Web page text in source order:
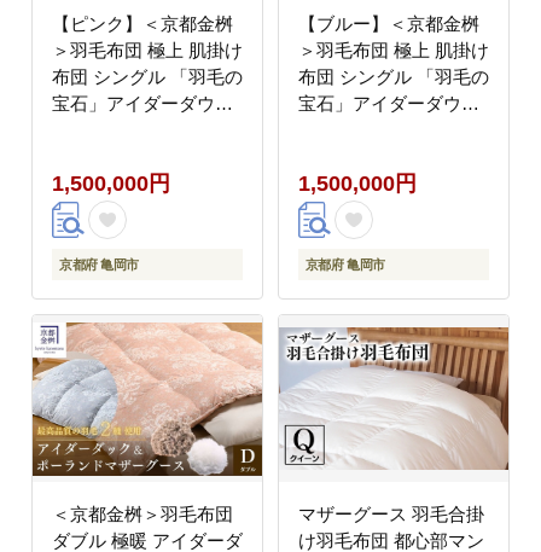
【ピンク】＜京都金桝
＞羽毛布団 極上 肌掛け
布団 シングル 「羽毛の
宝石」アイダーダウン
都亀岡産 日本製 ｜ 国
産 寝具 布団 羽毛ふと
ん 掛け布団 掛布団 夏
夏用 ダウンケット 冬
1,500,000円
京都府 亀岡市
【ブルー】＜京都金桝
＞羽毛布団 極上 肌掛け
布団 シングル 「羽毛の
宝石」アイダーダウン
都亀岡産 日本製 ｜ 国
産 寝具 布団 羽毛ふと
ん 掛け布団 掛布団 夏
夏用 ダウンケット 冬
1,500,000円
京都府 亀岡市
＜京都金桝＞羽毛布団
ダブル 極暖 アイダーダ
マザーグース 羽毛合掛
け羽毛布団 都心部マン